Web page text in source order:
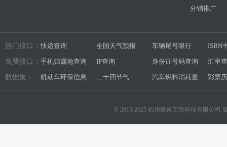
分销推广
热门接口： 快递查询 全国天气预报 车辆尾号限行 ISBN
免费接口： 手机归属地查询 IP查询 身份证号码查询 汇率
数据集： 机动车环保信息 二十四节气 汽车燃料消耗量 彩票
© 2015-2025 杭州极速互联科技有限公司